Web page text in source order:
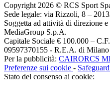
Copyright 2026 © RCS Sport
Sede legale: via Rizzoli, 8 –
Soggetta ad attività di direzione
MediaGroup S.p.A.
Capitale Sociale € 100.000 –
09597370155 - R.E.A. di
Per la pubblicità: CAIRORCS
Preferenze sui cookie -
Stato del consenso ai cookie: